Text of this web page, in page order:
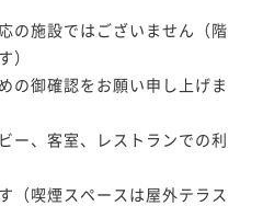
の施設ではございません（階
）
の御確認をお願い申し上げま
ー、客室、レストランでの利
（喫煙スペースは屋外テラス